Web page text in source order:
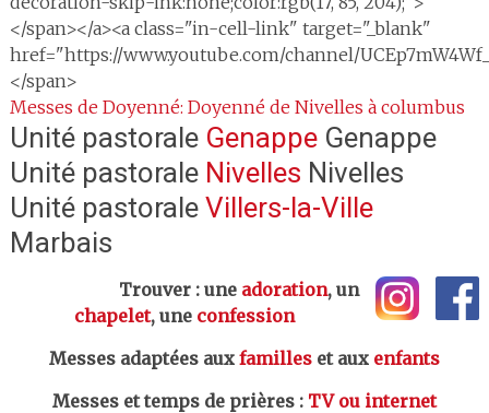
</span></a><a class="in-cell-link" target="_blank"
href="https://www.youtube.com/channel/
</span>
Messes de Doyenné: Doyenné de Nivelles à columbus
Unité pastorale GenappeGenappe
Unité pastorale Nivelles Nivelles
Unité pastorale Villers-la-Ville
Marbais
Trouver : une adoration, un
chapelet, une confession
Messes adaptées aux familleset aux enfants
Messes et temps de prières: TV ou internet